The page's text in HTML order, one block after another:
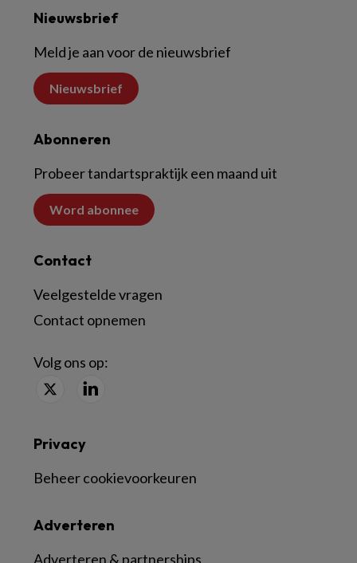
Nieuwsbrief
Meld je aan voor de nieuwsbrief
Nieuwsbrief
Abonneren
Probeer tandartspraktijk een maand uit
Word abonnee
Contact
Veelgestelde vragen
Contact opnemen
Volg ons op:
Adverteren
Adverteren & partnerships
Privacy
Beheer cookievoorkeuren